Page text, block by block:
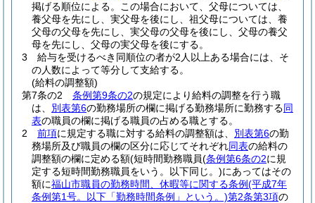
掲げる順位による。
この場合において、父母については、
養父母を先にし、実父母を後にし、祖父母については、養
父母の父母を先にし、実父母の父母を後にし、父母の養父
母を先にし、父母の実父母を後にする。
3
給与を受けるべき同順位の者が2人以上ある場合には、そ
の人数によって等分して支給する。
(給料の調整額)
第7条の2
条例第9条の2の規定により給料の調整を行う職
は、 別表第6の勤務場所の欄に掲げる勤務場所に勤務する同
表の職員の欄に掲げる職員の占める職とする。
2
前項に規定する職に対する給料の調整額は、 別表第6の勤
務場所及び職員の欄の区分に応じてそれぞれ同表の給料の
調整額の欄に定める額(短時間勤務職員(条例第6条の2に規
定する短時間勤務職員をいう。以下同じ。)にあってはその
額に福山市職員の勤務時間、休暇等に関する条例(平成7年
条例第1号。以下「勤務時間条例」という。)第2条第3項の